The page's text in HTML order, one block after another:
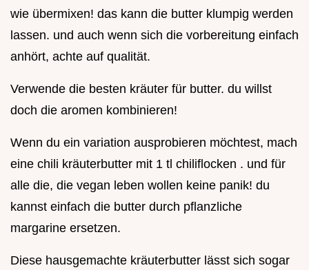
wie übermixen! das kann die butter klumpig werden
lassen. und auch wenn sich die vorbereitung einfach
anhört, achte auf qualität.
Verwende die besten kräuter für butter. du willst
doch die aromen kombinieren!
Wenn du ein variation ausprobieren möchtest, mach
eine chili kräuterbutter mit 1 tl chiliflocken . und für
alle die, die vegan leben wollen keine panik! du
kannst einfach die butter durch pflanzliche
margarine ersetzen.
Diese hausgemachte kräuterbutter lässt sich sogar